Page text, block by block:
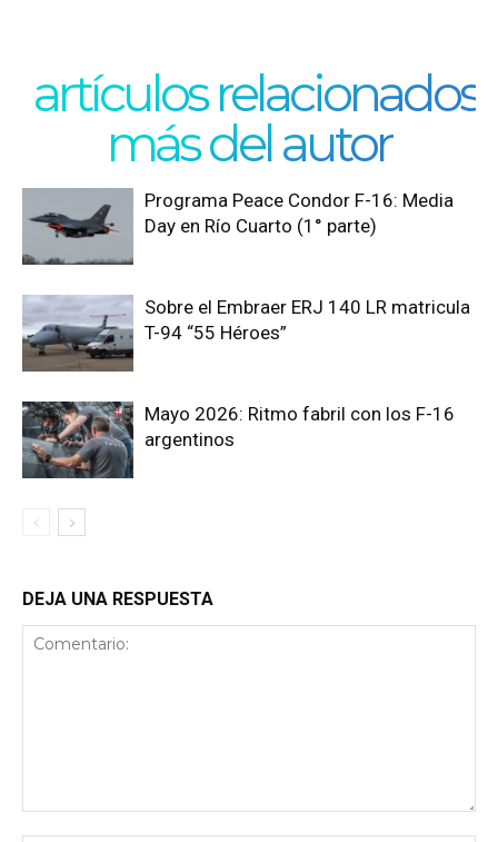
artículos relacionados
más del autor
Programa Peace Condor F-16: Media
Day en Río Cuarto (1° parte)
Sobre el Embraer ERJ 140 LR matricula
T-94 “55 Héroes”
Mayo 2026: Ritmo fabril con los F-16
argentinos
DEJA UNA RESPUESTA